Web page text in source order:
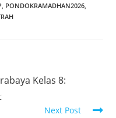
PONDOKRAMADHAN2026
Kelas 8:
Next Post